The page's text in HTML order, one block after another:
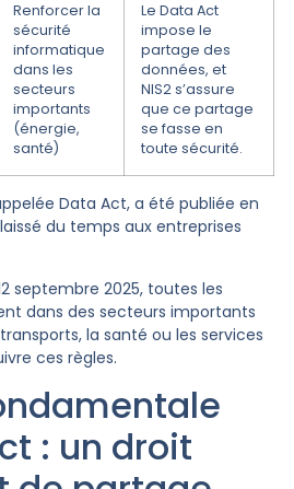
Renforcer la
sécurité
informatique
dans les
secteurs
importants
(énergie,
santé)
Le Data Act
impose le
partage des
données, et
NIS2 s’assure
que ce partage
se fasse en
toute sécurité.
Data Act, a été publiée en
du temps aux entreprises
septembre 2025, toutes les
dans des secteurs importants
la santé ou les services
ces règles.
: un droit